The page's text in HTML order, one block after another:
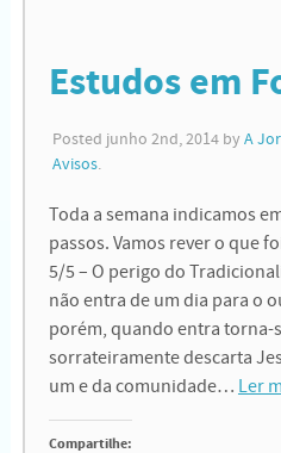
Estudos em
Posted junho 2nd, 2014by A
Avisos.
Toda a semana indicamos
passos. Vamos rever o que
5/5 – O perigo do
não entra de um dia para o
porém, quando entra torna-
sorrateiramente descarta
um e da comunidade… Ler
Compartilhe: